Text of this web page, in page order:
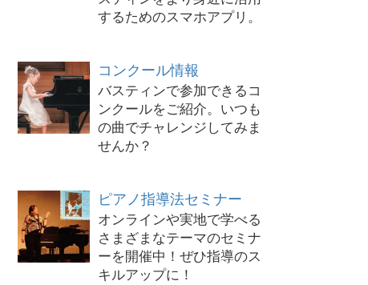
するためのスマホアプリ。
コンクール情報
バスティンで参加できるコ
ンクールをご紹介。いつも
の曲でチャレンジしてみま
せんか？
ピアノ指導法セミナー
オンラインや実地で学べる
さまざまなテーマのセミナ
ーを開催中！ぜひ指導のス
キルアップに！